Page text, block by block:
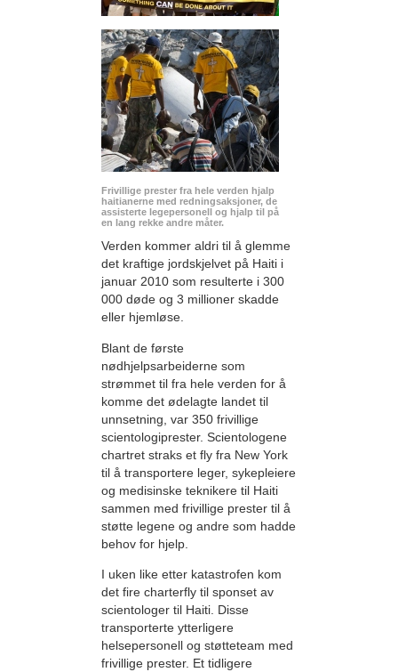
Frivillige prester fra hele verden hjalp
haitianerne med redningsaksjoner, de
assisterte legepersonell og hjalp til på
en lang rekke andre måter.
Verden kommer aldri til å glemme
det kraftige jordskjelvet på Haiti i
januar 2010 som resulterte i 300
000 døde og 3 millioner skadde
eller hjemløse.
Blant de første
nødhjelpsarbeiderne som
strømmet til fra hele verden for å
komme det ødelagte landet til
unnsetning, var 350 frivillige
scientologiprester. Scientologene
chartret straks et fly fra New York
til å transportere leger, sykepleiere
og medisinske teknikere til Haiti
sammen med frivillige prester til å
støtte legene og andre som hadde
behov for hjelp.
I uken like etter katastrofen kom
det fire charterfly til sponset av
scientologer til Haiti. Disse
transporterte ytterligere
helsepersonell og støtteteam med
frivillige prester. Et tidligere